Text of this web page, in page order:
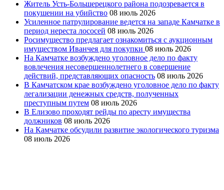
Житель Усть-Большерецкого района подозревается в
покушении на убийство 08 июль 2026
Усиленное патрулирование ведется на западе Камчатке в
период нереста лососей 08 июль 2026
Росимущество предлагает ознакомиться с аукционным
имуществом Иванчея для покупки 08 июль 2026
На Камчатке возбуждено уголовное дело по факту
вовлечения несовершеннолетнего в совершение
действий, представляющих опасность 08 июль 2026
В Камчатском крае возбуждено уголовное дело по факту
легализации денежных средств, полученных
преступным путем 08 июль 2026
В Елизово проходят рейды по аресту имущества
должников 08 июль 2026
На Камчатке обсудили развитие экологического туризма
08 июль 2026